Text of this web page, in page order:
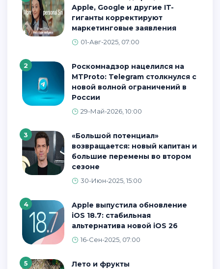
Apple, Google и другие IT-
гиганты корректируют
маркетинговые заявления
01-Авг-2025, 07:00
2
Роскомнадзор нацелился на
MTProto: Telegram столкнулся с
новой волной ограничений в
России
29-Май-2026, 10:00
3
«Большой потенциал»
возвращается: новый капитан и
большие перемены во втором
сезоне
30-Июн-2025, 15:00
4
Apple выпустила обновление
iOS 18.7: стабильная
альтернатива новой iOS 26
16-Сен-2025, 07:00
5 Лето и фрукты